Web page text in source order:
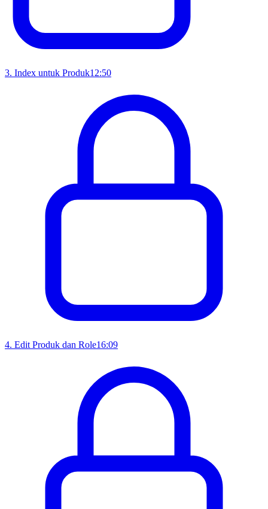
3. Index untuk Produk12:50
4. Edit Produk dan Role16:09